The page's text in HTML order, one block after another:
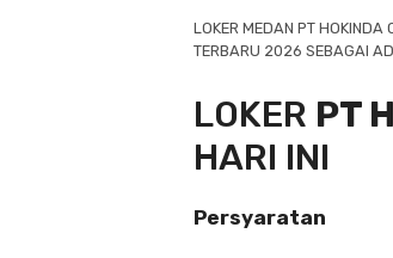
LOKER MEDAN PT HOKINDA
TERBARU 2026 SEBAGAI
LOKER PT
HARI INI
Persyaratan